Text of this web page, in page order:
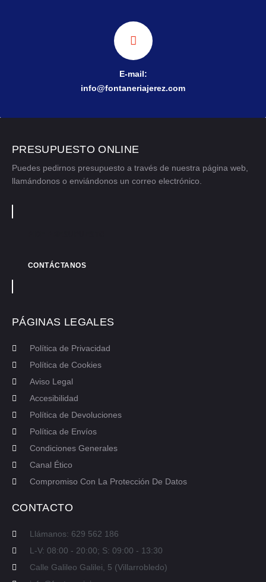
E-mail:
info@fontaneriajerez.com
PRESUPUESTO ONLINE
Puedes pedirnos presupuesto a través de nuestra página web,
llamándonos o enviándonos un correo electrónico.
CONTÁCTANOS
PÁGINAS LEGALES
Política de Privacidad
Política de Cookies
Aviso Legal
Accesibilidad
Política de Devoluciones
Política de Envíos
Condiciones Generales
Canal Ético
Compromiso Con La Protección De Datos
CONTACTO
Llámanos: 629 562 186
L-V: 08:00 - 20:00; S: 09:00 - 13:30
Calle Galileo Galilei, 5 (Villarrobledo)